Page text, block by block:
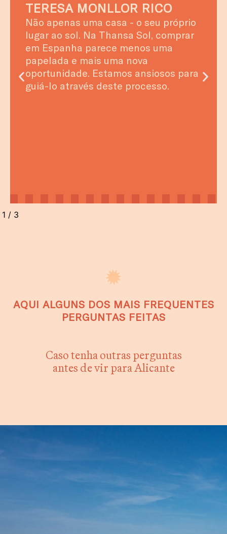
CHRISTOPHER E ANNA
SEDDON
Uma empresa fabulosa! Ash e Tracey
ajudaram-nos tanto numa compra
como numa venda. Em todas as
ocasiões, prestaram um serviço
soberbo, simpático e eficiente. Nada
2 / 3
AQUI ALGUNS DOS MAIS FREQUENTES
PERGUNTAS FEITAS
Caso tenha outras perguntas
antes de vir para Alicante